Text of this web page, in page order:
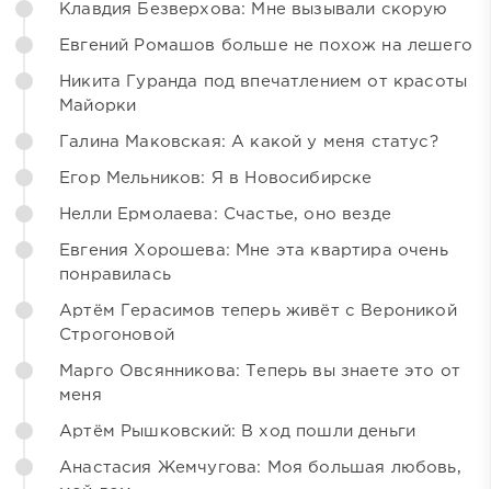
Клавдия Безверхова: Мне вызывали скорую
Евгений Ромашов больше не похож на лешего
Никита Гуранда под впечатлением от красоты
Майорки
Галина Маковская: А какой у меня статус?
Егор Мельников: Я в Новосибирске
Нелли Ермолаева: Счастье, оно везде
Евгения Хорошева: Мне эта квартира очень
понравилась
Артём Герасимов теперь живёт с Вероникой
Строгоновой
Марго Овсянникова: Теперь вы знаете это от
меня
Артём Рышковский: В ход пошли деньги
Анастасия Жемчугова: Моя большая любовь,